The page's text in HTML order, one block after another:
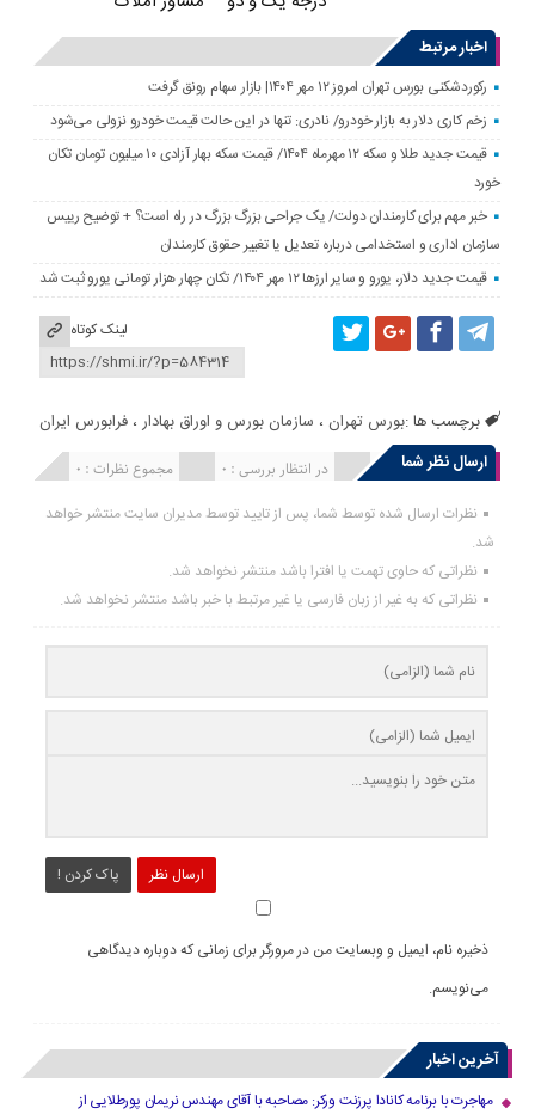
اخبار مرتبط
رکوردشکنی بورس تهران امروز ۱۲ مهر ۱۴۰۴| بازار سهام رونق گرفت
زخم کاری دلار به بازار خودرو/ نادری: تنها در این حالت قیمت خودرو نزولی می‌شود
قیمت جدید طلا و سکه ۱۲ مهرماه ۱۴۰۴/ قیمت سکه بهار آزادی ۱۰ میلیون تومان تکان
خورد
خبر مهم برای کارمندان دولت/ یک جراحی بزرگ بزرگ در راه است؟ + توضیح رییس
سازمان اداری و استخدامی درباره تعدیل یا تغییر حقوق کارمندان
قیمت جدید دلار، یورو و سایر ارزها ۱۲ مهر ۱۴۰۴/ تکان چهار هزار تومانی یورو ثبت شد
لینک کوتاه
برچسب ها :بورس تهران ، سازمان بورس و اوراق بهادار ،فرا‌‌‌‌‌بورس ایران
ارسال نظر شما
مجموع نظرات : 0 در انتظار بررسی : 0 انتشار یافته : 0
نظرات ارسال شده توسط شما، پس از تایید توسط مدیران سایت منتشر خواهد
شد.
نظراتی که حاوی تهمت یا افترا باشد منتشر نخواهد شد.
نظراتی که به غیر از زبان فارسی یا غیر مرتبط با خبر باشد منتشر نخواهد شد.
ارسال نظر پاک کردن !
ذخیره نام، ایمیل و وبسایت من در مرورگر برای زمانی که دوباره دیدگاهی
می‌نویسم.
آخرین اخبار
مهاجرت با برنامه کانادا پرزنت ورکر: مصاحبه با آقای مهندس نریمان پورطلایی از